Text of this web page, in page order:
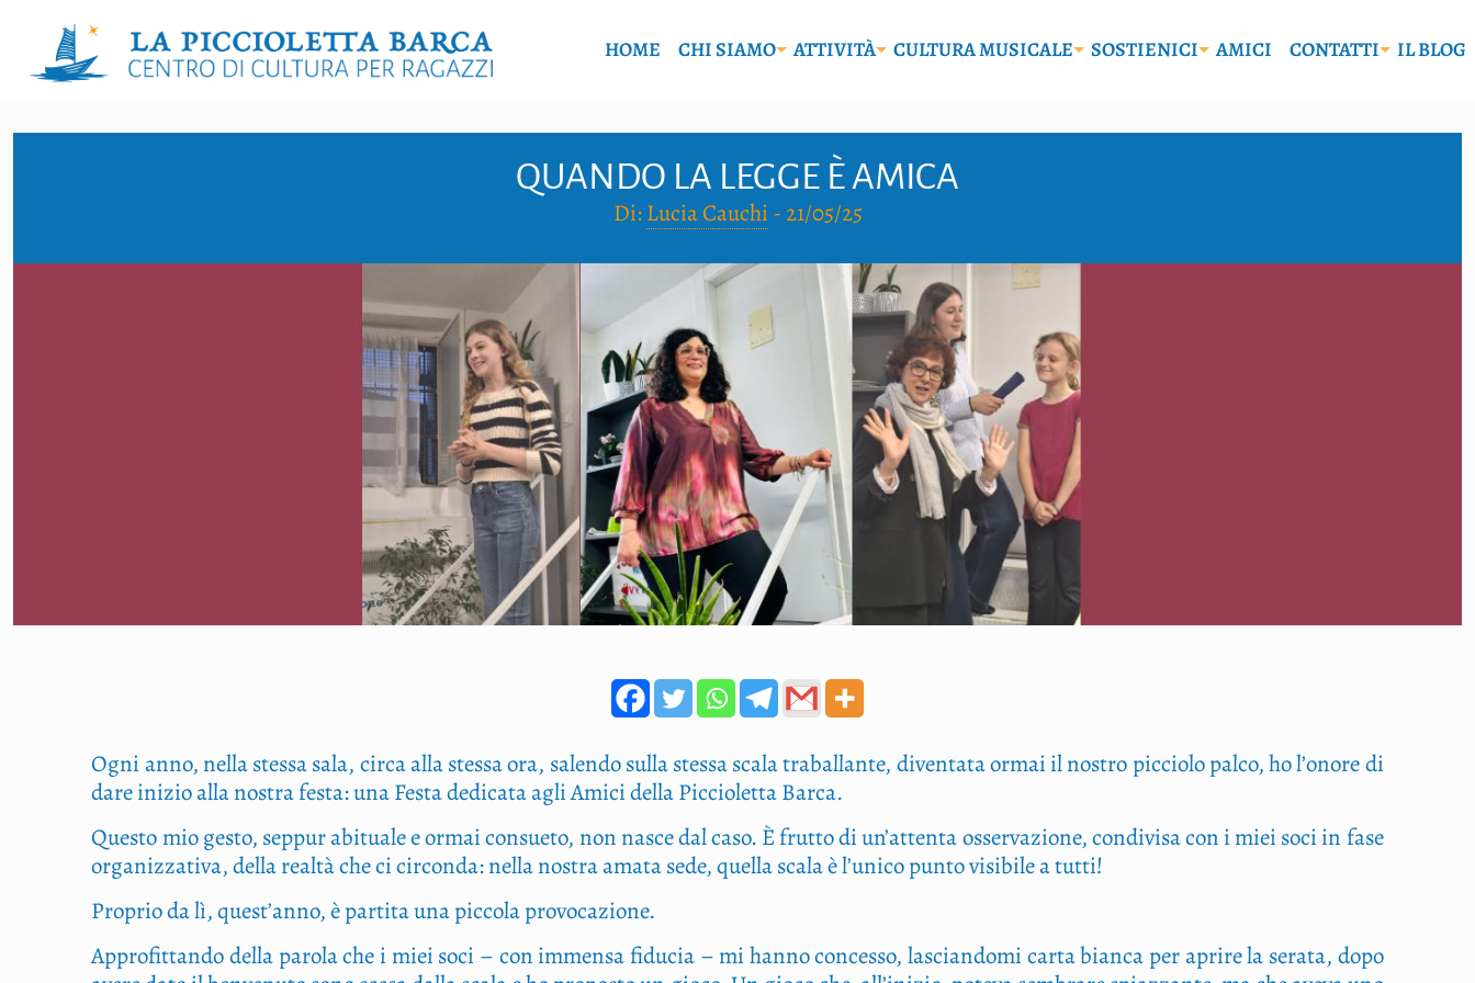
HOME CHI SIAMO ATTIVITÀ CULTURA MUSICALE SOSTIENICI AMICI CONTATTI IL BLOG
QUANDO LA LEGGE È AMICA
Di:Lucia Cauchi -21/05/25
Ogni anno, nel­la stes­sa sala, cir­ca alla stes­sa ora, salen­do sul­la stes­sa sca­la tra­bal­lan­te, diven­ta­ta ormai il nostro pic­cio­lo pal­co, ho l’onore di
dare ini­zio alla nostra festa: una Festa dedi­ca­ta agli Ami­ci del­la Pic­cio­let­ta Barca.
Que­sto mio gesto, sep­pur abi­tua­le e ormai con­sue­to, non nasce dal caso. È frut­to di un’attenta osser­va­zio­ne, con­di­vi­sa con i miei soci in fase
orga­niz­za­ti­va, del­la real­tà che ci cir­con­da: nel­la nostra ama­ta sede, quel­la sca­la è l’unico pun­to visi­bi­le a tutti!
Pro­prio da lì, quest’anno, è par­ti­ta una pic­co­la provocazione.
Appro­fit­tan­do del­la paro­la che i miei soci – con immen­sa fidu­cia – mi han­no con­ces­so, lascian­do­mi car­ta bian­ca per apri­re la sera­ta, dopo